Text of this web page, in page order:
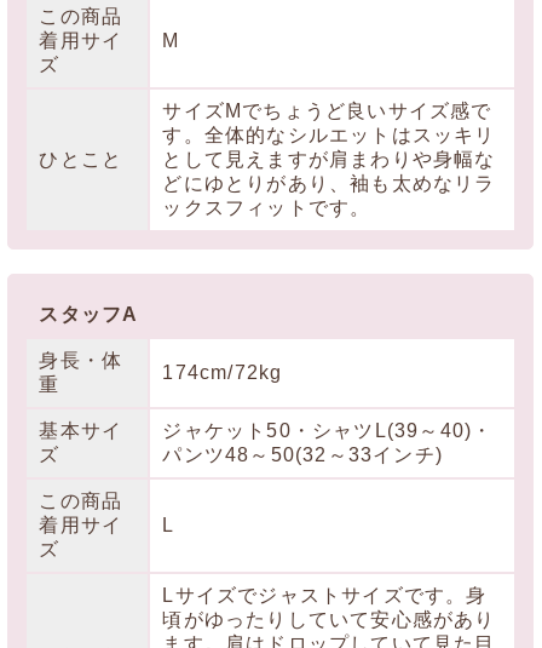
この商品
着用サイ
ズ
M
ひとこと
サイズMでちょうど良いサイズ感で
す。全体的なシルエットはスッキリ
として見えますが肩まわりや身幅な
どにゆとりがあり、袖も太めなリラ
ックスフィットです。
スタッフA
身長・体
重
174cm/72kg
基本サイ
ズ
ジャケット50・シャツL(39～40)・
パンツ48～50(32～33インチ)
この商品
着用サイ
ズ
L
Lサイズでジャストサイズです。身
頃がゆったりしていて安心感があり
ます。肩はドロップしていて見た目